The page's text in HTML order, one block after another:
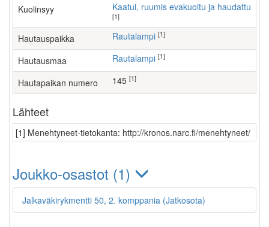
Kuolinsyy Kaatui, ruumis evakuoitu ja haudattu
[1]
Hautauspaikka Rautalampi [1]
Hautausmaa Rautalampi [1]
Hautapaikan numero 145 [1]
Lähteet
[1] Menehtyneet-tietokanta: http://kronos.narc.fi/menehtyneet/
Joukko-osastot (1)
Jalkaväkirykmentti 50, 2. komppania (Jatkosota)